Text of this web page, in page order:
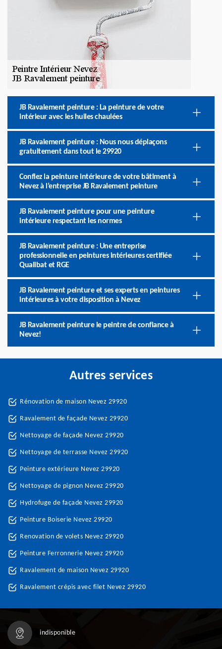
JB Ravalement peinture : La peinture de votre
intérieur avec les huiles chaulées
JB Ravalement peinture : Nous nous déplaçons
gratuitement dans tout le 29920
Confiez la peinture intérieure de votre bâtiment à
Nevez à l’entreprise JB Ravalement peinture
JB Ravalement peinture pour une peinture
intérieure respectant les normes
JB Ravalement peinture : Une entreprise
professionnelle en peintures intérieures certifiée
Qualibat et RGE
JB Ravalement peinture et ses experts en peintures
intérieures à votre disposition à Nevez
JB Ravalement peinture le peintre de confiance à
Nevez!
Autres services
Rénovation de maison Nevez 29920
Ravalement de façade Nevez 29920
Nettoyage de façade Nevez 29920
Nettoyage de terrasse Nevez 29920
Peinture extérieure Nevez 29920
Nettoyage de pignon Nevez 29920
Hydrofuge de façade Nevez 29920
Peinture Boiserie Nevez 29920
Renovation de volets Nevez 29920
Peinture Ferronnerie Nevez 29920
Ravalement de maison Nevez 29920
Ravalement crépis avec filet Nevez 29920
indisponible